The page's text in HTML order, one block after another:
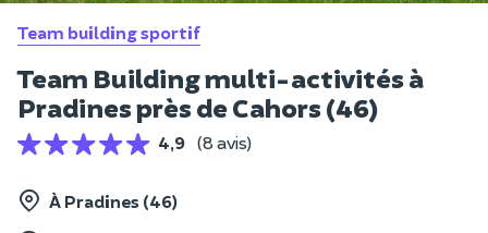
Team building sportif
Team Building multi-activités à
Pradines près de Cahors (46)
4,9 (8 avis)
À Pradines (46)